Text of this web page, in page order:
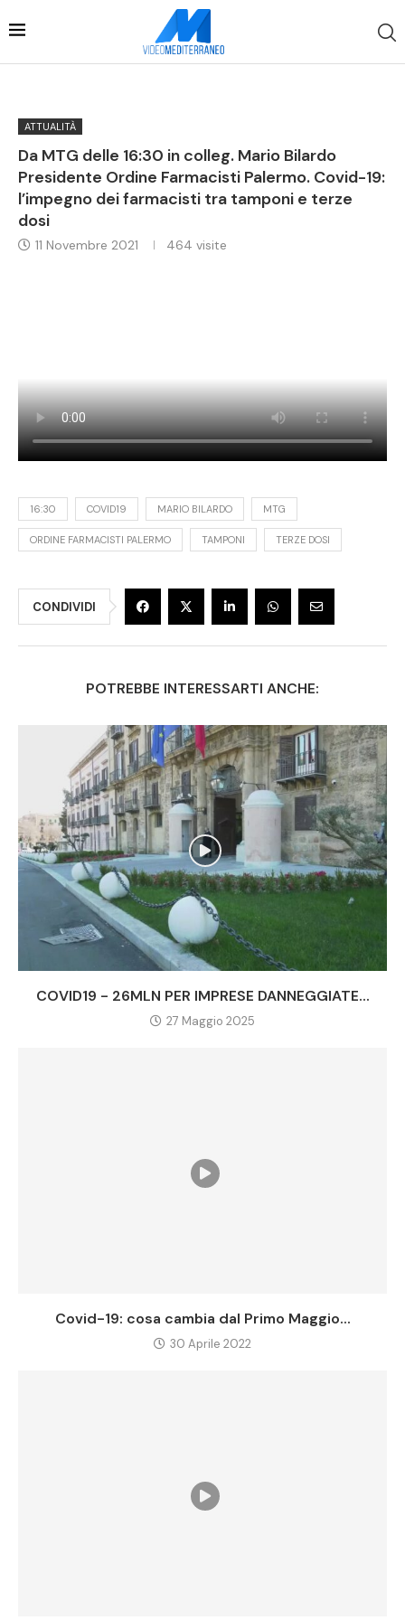
ATTUALITÀ
Da MTG delle 16:30 in colleg. Mario Bilardo
Presidente Ordine Farmacisti Palermo. Covid-19:
l’impegno dei farmacisti tra tamponi e terze
dosi
11 Novembre 2021 464 visite
16:30 COVID19 MARIO BILARDO MTG
ORDINE FARMACISTI PALERMO TAMPONI TERZE DOSI
CONDIVIDI
POTREBBE INTERESSARTI ANCHE:
COVID19 - 26MLN PER IMPRESE DANNEGGIATE...
27 Maggio 2025
Covid-19: cosa cambia dal Primo Maggio...
30 Aprile 2022